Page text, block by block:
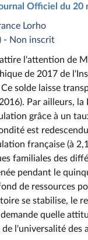
Officiel du 20
Lorho
- Non inscrit
l'attention de
de 2017 de
solde laisse
Par ailleurs,
grâce à un
est
française (à
familiales des
pendant le
de ressources
se stabilise, le
quelle
l'universalité des